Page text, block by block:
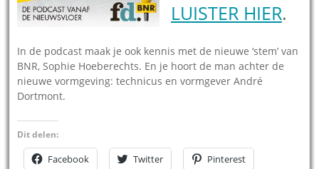
LUISTER HIER.
In de podcast maak je ook kennis met de nieuwe ‘stem’ van
BNR, Sophie Hoeberechts. En je hoort de man achter de
nieuwe vormgeving: technicus en vormgever André
Dortmont.
Dit delen:
Facebook Twitter Pinterest